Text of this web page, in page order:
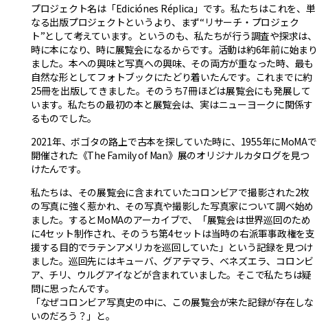
プロジェクト名は「Ediciónes Réplica」です。私たちはこれを、単
なる出版プロジェクトというより、まず“リサーチ・プロジェク
ト”として考えています。というのも、私たちが行う調査や探求は、
時に本になり、時に展覧会になるからです。活動は約6年前に始まり
ました。本への興味と写真への興味、その両方が重なった時、最も
自然な形としてフォトブックにたどり着いたんです。これまでに約
25冊を出版してきました。そのうち7冊ほどは展覧会にも発展して
います。私たちの最初の本と展覧会は、実はニューヨークに関係す
るものでした。
2021年、ボゴタの路上で古本を探していた時に、1955年にMoMAで
開催された《The Family of Man》展のオリジナルカタログを見つ
けたんです。
私たちは、その展覧会に含まれていたコロンビアで撮影された2枚
の写真に強く惹かれ、その写真や撮影した写真家について調べ始め
ました。するとMoMAのアーカイブで、「展覧会は世界巡回のため
に4セット制作され、そのうち第4セットは当時の右派軍事政権を支
援する目的でラテンアメリカを巡回していた」という記録を見つけ
ました。巡回先にはキューバ、グアテマラ、ベネズエラ、コロンビ
ア、チリ、ウルグアイなどが含まれていました。そこで私たちは疑
問に思ったんです。
「なぜコロンビア写真史の中に、この展覧会が来た記録が存在しな
いのだろう？」と。